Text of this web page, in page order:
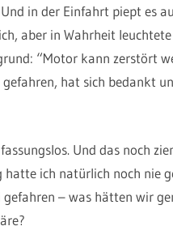
in der Einfahrt piept es
aber in Wahrheit
“Motor kann zerstört
hat sich bedankt
Und das noch
hatte ich natürlich noch nie
– was hätten wir